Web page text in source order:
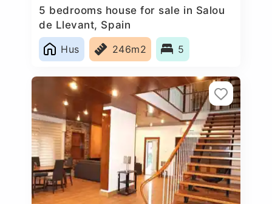
5 bedrooms house for sale in Salou
de Llevant, Spain
Hus
246m2 5